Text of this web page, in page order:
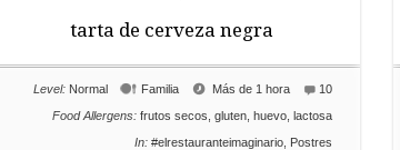
tarta de cerveza negra
10
Más de 1 hora
Familia
Level: Normal
Food Allergens: frutos secos gluten huevo lactosa
In: #elrestauranteimaginario Postres